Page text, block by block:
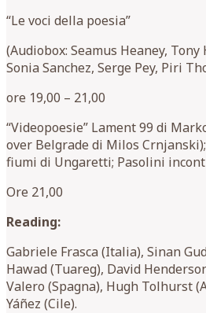
“Le voci della poesia”
(Audiobox: Seamus Heaney,
Sonia Sanchez, Serge Pey, Piri
ore 19,00 – 21,00
“Videopoesie” Lament 99 di
over Belgrade di Milos
fiumi di Ungaretti; Pasolini
Ore 21,00
Reading:
Gabriele Frasca (Italia), Sinan
Hawad (Tuareg), David
Valero (Spagna), Hugh Tolhurst
Yáñez (Cile).